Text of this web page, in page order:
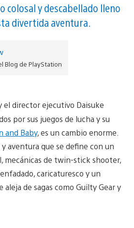
colosal y descabellado lleno
divertida aventura.
Blog de PlayStation
el director ejecutivo Daisuke
por sus juegos de lucha y su
and Baby, es un cambio enorme.
aventura que se define con un
mecánicas de twin-stick shooter,
caricaturesco y un
aleja de sagas como Guilty Gear y